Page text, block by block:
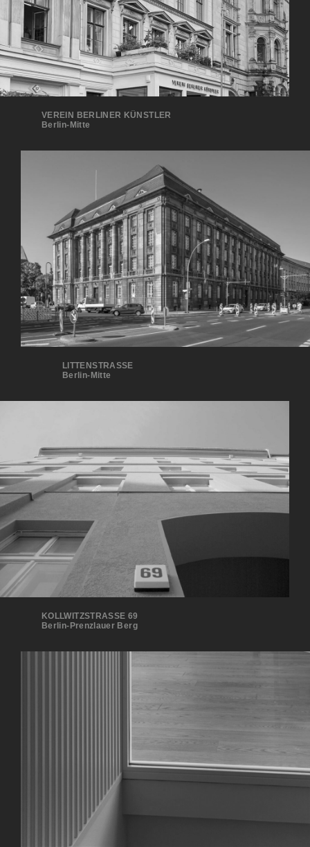
VEREIN BERLINER KÜNSTLER
Berlin-Mitte
LITTENSTRASSE
Berlin-Mitte
KOLLWITZSTRASSE 69
Berlin-Prenzlauer Berg